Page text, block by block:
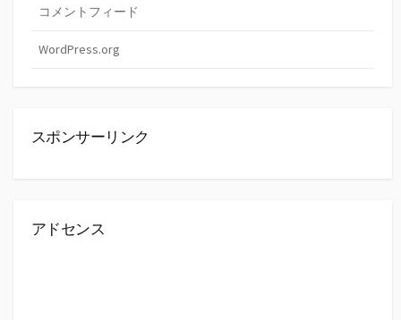
コメントフィード
WordPress.org
スポンサーリンク
アドセンス